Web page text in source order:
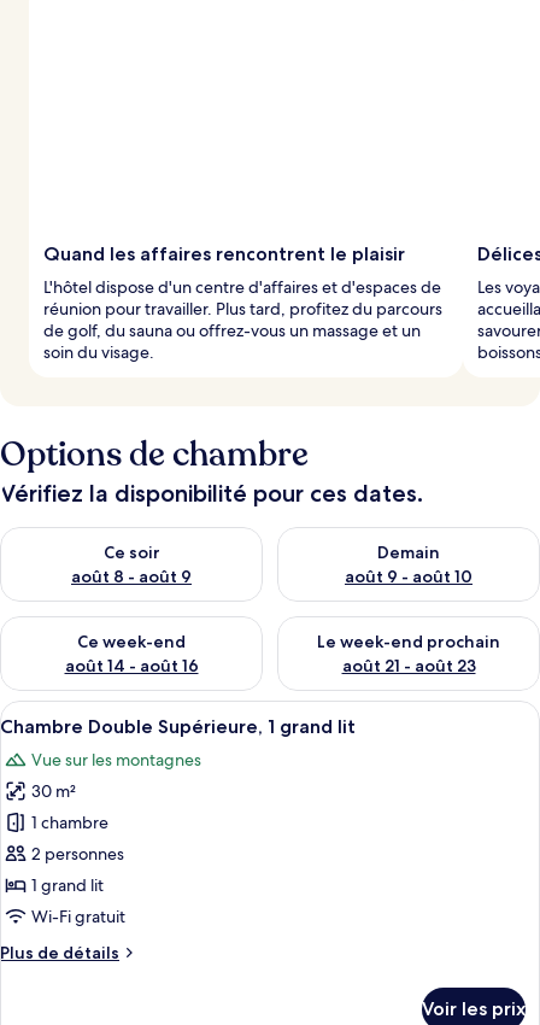
Quand les affaires rencontrent le plaisir
L'hôtel dispose d'un centre d'affaires et d'espaces de
réunion pour travailler. Plus tard, profitez du parcours
de golf, du sauna ou offrez-vous un massage et un
soin du visage.
Les
Options de chambre
Vérifiez la disponibilité pour ces dates.
Ce soir
août 8 - août 9
Vérifier la disponibilité pour ce soir août 8 - août 9
Demain
août 9 - août 10
Vérifier la disponibilité pour
Ce week-end
août 14 - août 16
Vérifier la disponibilité pour ce week-end août 14 - août 16
Le week-end prochain
août 21 - août 23
Vérifier la disponibilité pour
Afficher
toutes
les
photos
pour
ce
type
de
chambre :
Chambre
Une chambre d’hôtel avec un
4
Chambre Double Supérieure, 1 grand lit
Vue sur les montagnes
30 m²
1 chambre
2 personnes
1 grand lit
Wi-Fi gratuit
Plus de détails
Plus
Voir les prix